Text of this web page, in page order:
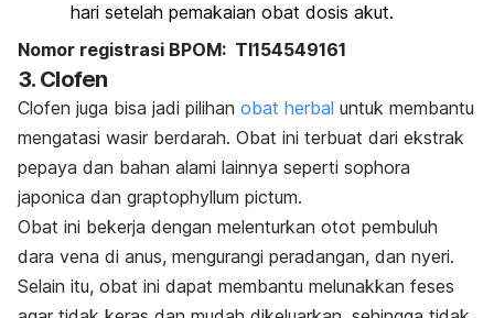
hari setelah pemakaian obat dosis akut.
Nomor registrasi BPOM: TI154549161
3. Clofen
Clofen juga bisa jadi pilihan obat herbal untuk membantu
mengatasi wasir berdarah. Obat ini terbuat dari ekstrak
pepaya dan bahan alami lainnya seperti sophora
japonica dan graptophyllum pictum.
Obat ini bekerja dengan melenturkan otot pembuluh
dara vena di anus, mengurangi peradangan, dan nyeri.
Selain itu, obat ini dapat membantu melunakkan feses